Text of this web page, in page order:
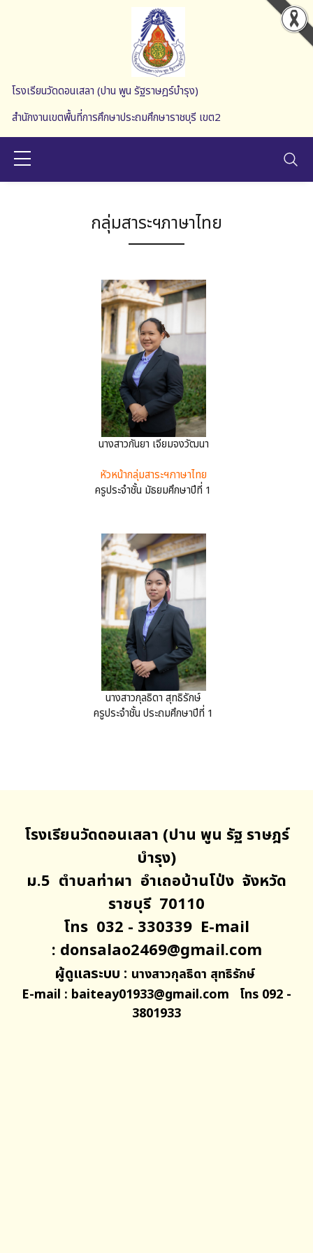
โรงเรียนวัดดอนเสลา (ปาน พูน รัฐราษฎร์บำรุง)
สำนักงานเขตพื้นที่การศึกษาประถมศึกษาราชบุรี เขต2
กลุ่มสาระฯภาษาไทย
นางสาวกันยา เจียมจงวัฒนา
หัวหน้ากลุ่มสาระฯภาษาไทย
ครูประจำชั้น มัธยมศึกษาปีที่ 1
นางสาวกุลธิดา สุทธิรักษ์
ครูประจำชั้น ประถมศึกษาปีที่ 1
โรงเรียนวัดดอนเสลา (ปาน พูน รัฐ ราษฎร์
บำรุง)
ม.5 ตำบลท่าผา อำเถอบ้านโป่ง จังหวัด
ราชบุรี 70110
โทร 032 - 330339 E-mail
: donsalao2469@gmail.com
ผู้ดูแลระบบ : นางสาวกุลธิดา สุทธิรักษ์
E-mail : baiteay01933@gmail.com โทร 092 -
3801933